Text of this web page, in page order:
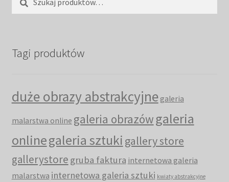
Tagi produktów
duże obrazy abstrakcyjne galeria
malarstwa online galeria obrazów galeria
onlinegaleria sztuki gallery store
gallerystore gruba faktura internetowa galeria
malarstwa internetowa galeria sztuki kwiaty abstrakcyjne